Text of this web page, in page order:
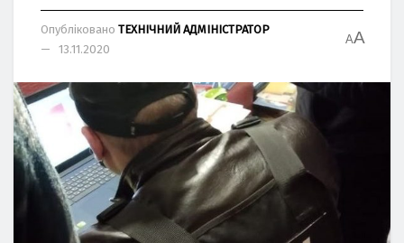
Опубліковано ТЕХНІЧНИЙ АДМІНІСТРАТОР
13.11.2020
AA